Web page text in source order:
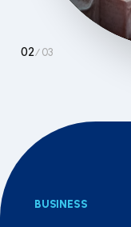
03
BUSINESS